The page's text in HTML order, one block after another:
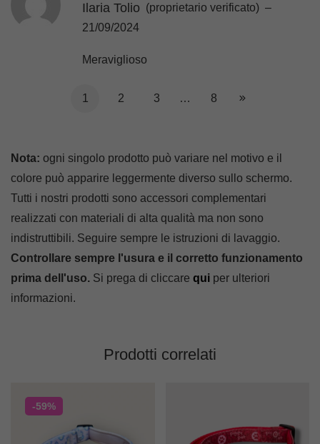
Ilaria Tolio (proprietario verificato) –
21/09/2024
Meraviglioso
1 2 3 … 8
Nota: ogni singolo prodotto può variare nel motivo e il
colore può apparire leggermente diverso sullo schermo.
Tutti i nostri prodotti sono accessori complementari
realizzati con materiali di alta qualità ma non sono
indistruttibili. Seguire sempre le istruzioni di lavaggio.
Controllare sempre l'usura e il corretto funzionamento
prima dell'uso. Si prega di cliccare qui per ulteriori
informazioni.
Prodotti correlati
-59%